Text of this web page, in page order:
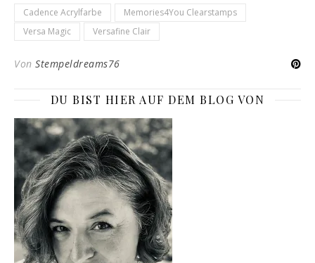
Cadence Acrylfarbe
Memories4You Clearstamps
Versa Magic
Versafine Clair
Von Stempeldreams76
DU BIST HIER AUF DEM BLOG VON